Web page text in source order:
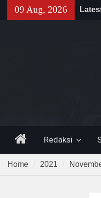
09 Aug, 2026
HomeRedaksi
Home 2021